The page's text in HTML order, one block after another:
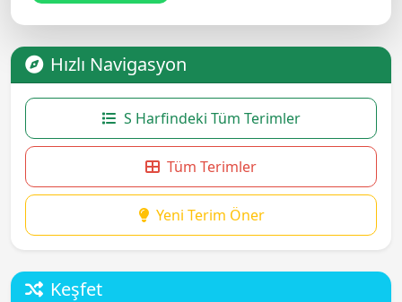
Hızlı Navigasyon
S Harfindeki Tüm Terimler
Tüm Terimler
Yeni Terim Öner
Keşfet